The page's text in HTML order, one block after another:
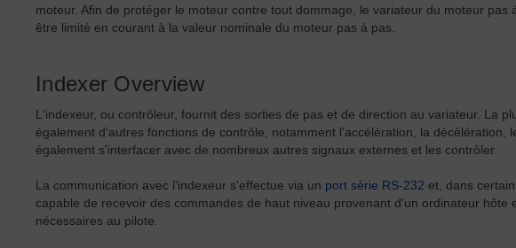
moteur. Afin de protéger le moteur contre tout dommage, le variateur du moteur pas
être limité en courant à la valeur nominale du moteur pas à pas.
Indexer Overview
L'indexeur, ou contrôleur, fournit des sorties de pas et de direction au variateur. La
également d'autres fonctions de contrôle, notamment l'accélération, la décélération,
également s'interfacer avec de nombreux autres signaux externes et les contrôler.
La communication avec l'indexeur s'effectue via un port série RS-232 et, dans
capable de recevoir des commandes de haut niveau provenant d'un ordinateur
nécessaires au pilote.